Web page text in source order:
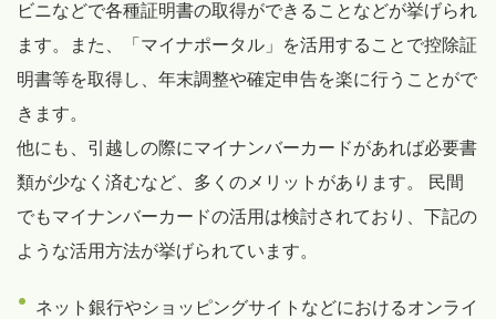
ビニなどで各種証明書の取得ができることなどが挙げられ
ます。また、「マイナポータル」を活用することで控除証
明書等を取得し、年末調整や確定申告を楽に行うことがで
きます。
他にも、引越しの際にマイナンバーカードがあれば必要書
類が少なく済むなど、多くのメリットがあります。 民間
でもマイナンバーカードの活用は検討されており、下記の
ような活用方法が挙げられています。
ネット銀行やショッピングサイトなどにおけるオンライ